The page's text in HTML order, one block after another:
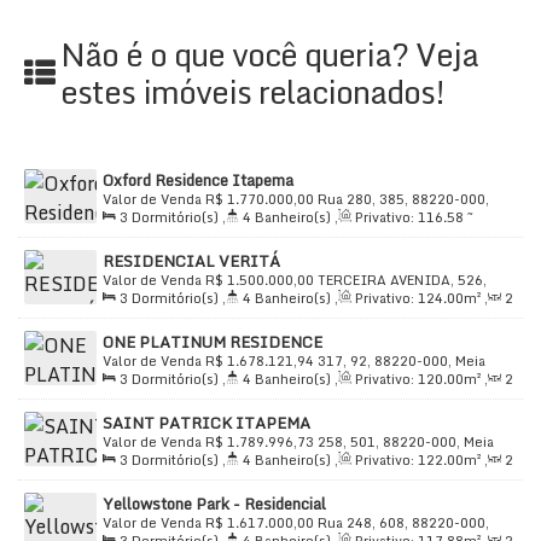
gastronômica única.
Área de Serviço: Completa e espaçosa.
Churrasqueira : Duas opções para momentos de
Bicicletário: Espaço exclusivo para ciclistas.
Condomínio Fechado: Segurança e privacidade
garantidas, com circuito de TV e sistema de
alarme.
Acesso a Deficientes: Infraestrutura preparada
para todos.
Facilidades na Porta de Casa:
Academias de Ginástica: Mantenha-se em forma
com facilidade.
Açougue, Bistrô com Adega e Burger King:
Conveniência e gastronomia ao seu alcance.
Banca de Revistas e Banco: Tudo o que você
Não é o que você queria? Veja
estes imóveis relacionados!
Oxford Residence Itapema
R$ 1.770.000,00
Valor de Venda
Rua 280, 385, 88220-000,
Meia Praia, Itapema, Santa Catarina, Brasil
3 Dormitório(s) , 4 Banheiro(s) , Privativo: 116.58 ~
120.41m², 3 Suíte(s), Total: 120.41m², 2 Vaga(s),
Útil:
120.41m²
RESIDENCIAL VERITÁ
R$ 1.500.000,00
Valor de Venda
TERCEIRA AVENIDA, 526,
88220-000, Meia Praia, Itapema, Santa Catarina, Brasil
3 Dormitório(s) , 4 Banheiro(s) , Privativo: 124.00m² ,
2
Sala(s) , 3Suíte(s) , Total:199.00m² , 2Vaga(s) ,
Útil:
124.00m²
ONE PLATINUM RESIDENCE
R$ 1.678.121,94
Valor de Venda
317, 92, 88220-000, Meia
Praia, Itapema, Santa Catarina, Brasil
3 Dormitório(s) , 4 Banheiro(s) , Privativo: 120.00m² ,
2
Sala(s) , 3Suíte(s) , Total:165.00m² , 2Vaga(s) ,
Útil:
120.00m²
SAINT PATRICK ITAPEMA
R$ 1.789.996,73
Valor de Venda
258, 501, 88220-000, Meia
Praia, Itapema, Santa Catarina, Brasil
3 Dormitório(s) , 4 Banheiro(s) , Privativo: 122.00m² ,
2
Sala(s) , 3Suíte(s) , Total:189.00m² , 3Vaga(s) ,
Útil:
122.00m²
Yellowstone Park - Residencial
R$ 1.617.000,00
Valor de Venda
Rua 248, 608, 88220-000,